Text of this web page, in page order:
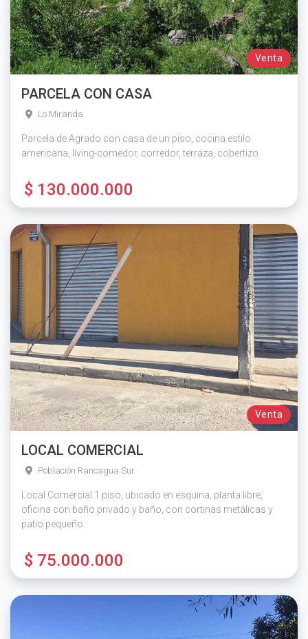
Venta
PARCELA CON CASA
Lo Miranda
Parcela de Agrado con casa de un piso, cocina estilo
americana, living-comedor, corredor, terraza, cobertizo.
$ 130.000.000
Venta
LOCAL COMERCIAL
Población Rancagua Sur
Local Comercial 1 piso, ubicado en esquina, planta libre,
oficina con baño privado y baño, con cortinas metálicas y
patio pequeño.
$ 75.000.000